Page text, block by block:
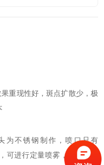
重现性好，斑点扩散少，极
为不锈钢制作，喷口只有
可进行定量喷雾，便于快速